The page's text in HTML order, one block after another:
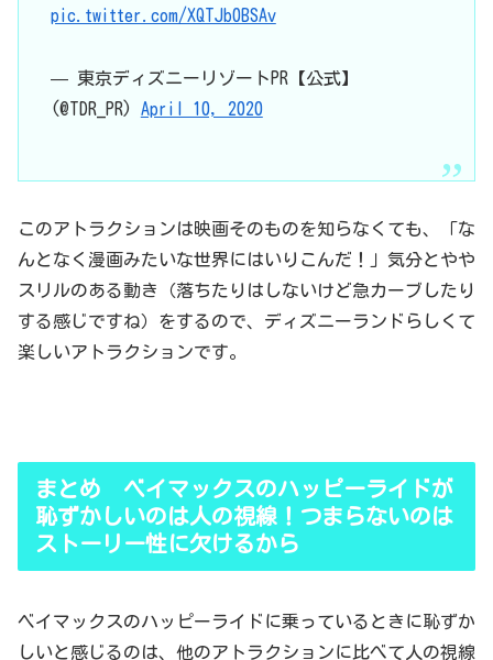
pic.twitter.com/XQTJb0BSAv
— 東京ディズニーリゾートPR【公式】
(@TDR_PR) April 10, 2020
このアトラクションは映画そのものを知らなくても、「な
んとなく漫画みたいな世界にはいりこんだ！」気分とやや
スリルのある動き（落ちたりはしないけど急カーブしたり
する感じですね）をするので、ディズニーランドらしくて
楽しいアトラクションです。
まとめ ベイマックスのハッピーライドが
恥ずかしいのは人の視線！つまらないのは
ストーリー性に欠けるから
ベイマックスのハッピーライドに乗っているときに恥ずか
しいと感じるのは、他のアトラクションに比べて人の視線